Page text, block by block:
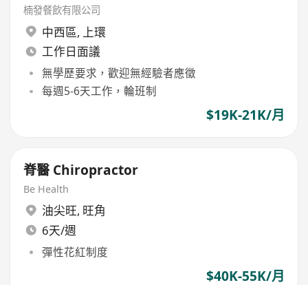
楠發餐飲有限公司
中西區, 上環
工作日面議
無學歷要求，歡迎無經驗者應徵
每週5-6天工作，輪班制
$19K-21K/月
脊醫 Chiropractor
Be Health
油尖旺, 旺角
6天/週
彈性花紅制度
$40K-55K/月